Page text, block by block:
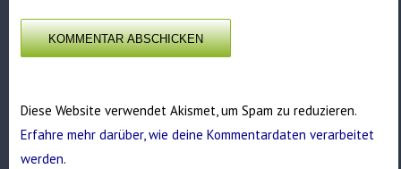
Diese Website verwendet Akismet, um Spam zu reduzieren.
Erfahre mehr darüber, wie deine Kommentardaten verarbeitet
werden.